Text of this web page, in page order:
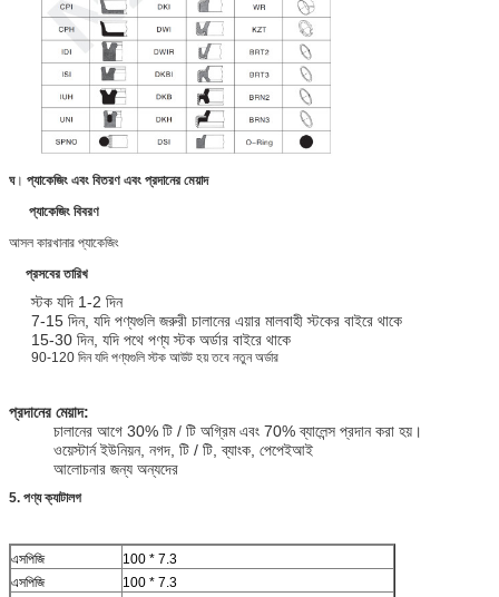
ঘ। প্যাকেজিং এবং বিতরণ এবং প্রদানের মেয়াদ
প্যাকেজিং বিবরণ
আসল কারখানার প্যাকেজিং
প্রসবের তারিখ
স্টক যদি 1-2 দিন
7-15 দিন, যদি পণ্যগুলি জরুরী চালানের এয়ার মালবাহী স্টকের বাইরে থাকে
15-30 দিন, যদি পথে পণ্য স্টক অর্ডার বাইরে থাকে
90-120 দিন যদি পণ্যগুলি স্টক আউট হয় তবে নতুন অর্ডার
প্রদানের মেয়াদ:
চালানের আগে 30% টি / টি অগ্রিম এবং 70% ব্যালেন্স প্রদান করা হয়।
ওয়েস্টার্ন ইউনিয়ন, নগদ, টি / টি, ব্যাংক, পেপেইআই
আলোচনার জন্য অন্যদের
5. পণ্য ক্যাটালগ
এসপিজি
100 * 7.3
এসপিজি
100 * 7.3